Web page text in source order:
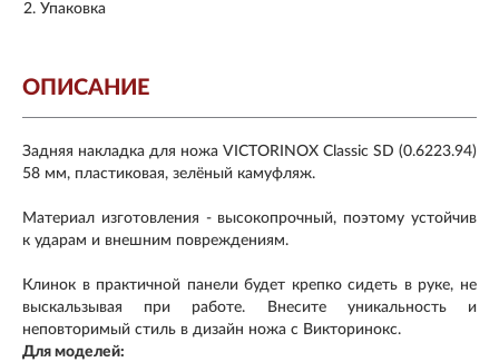
Упаковка
ОПИСАНИЕ
Задняя накладка для ножа VICTORINOX Classic SD (0.6223.94)
58 мм, пластиковая, зелёный камуфляж.
Материал изготовления - высокопрочный, поэтому устойчив
к ударам и внешним повреждениям.
Клинок в практичной панели будет крепко сидеть в руке, не
выскальзывая при работе. Внесите уникальность и
неповторимый стиль в дизайн ножа с Викторинокс.
Для моделей: